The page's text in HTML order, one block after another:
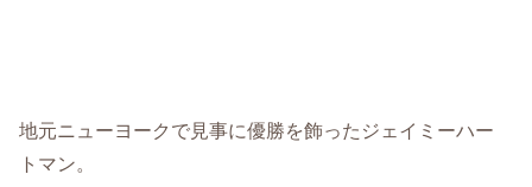
地元ニューヨークで見事に優勝を飾ったジェイミーハー
トマン。